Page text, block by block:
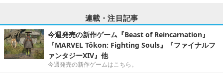
連載・注目記事
今週発売の新作ゲーム『Beast of Reincarnation』
『MARVEL Tōkon: Fighting Souls』『ファイナルフ
ァンタジーXIV』他
今週発売の新作ゲームはこちら。